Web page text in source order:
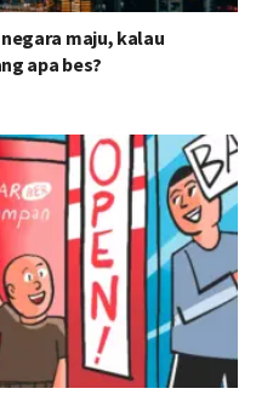
maju, kalau
apa bes?